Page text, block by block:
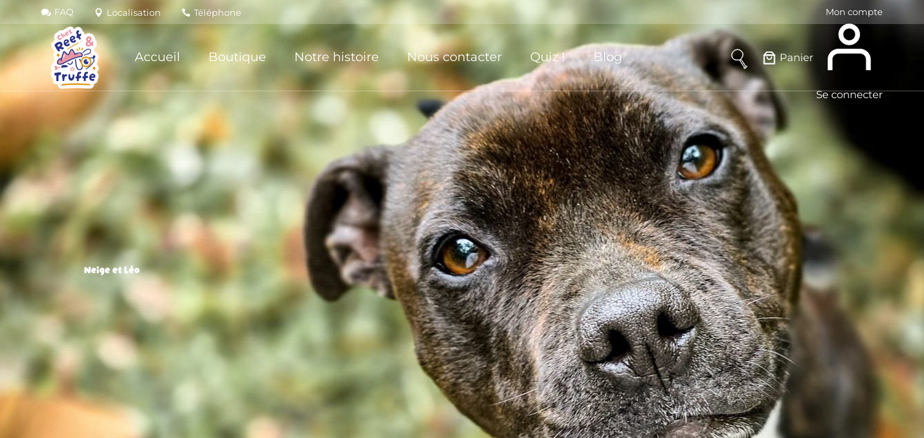
FAQ Localisation Téléphone Mon compte
Accueil Boutique Notre histoire Nous contacter Quiz ! Blog Panier
Se connecter
Neige et Léo